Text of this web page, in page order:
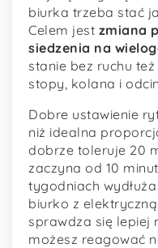
biurka trzeba stać
Celem jest zmiana
siedzenia na
stanie bez ruchu
stopy, kolana i
Dobre ustawienie
niż idealna
dobrze toleruje 20
zaczyna od 10
tygodniach
biurko z
sprawdza się lepiej
możesz reagować